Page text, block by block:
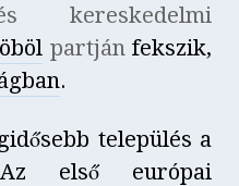
kereskedelmi
partján fekszik,
.
település a
első európai